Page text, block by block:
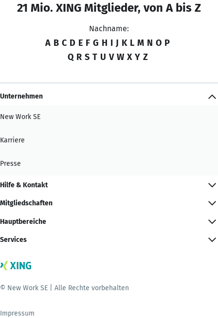
21 Mio. XING Mitglieder, von A bis Z
Nachname:
A B C D E F G H I J K L M N O P
Q R S T U V W X Y Z
Unternehmen
New Work SE
Karriere
Presse
Hilfe & Kontakt
Mitgliedschaften
Hauptbereiche
Services
© New Work SE | Alle Rechte vorbehalten
Impressum